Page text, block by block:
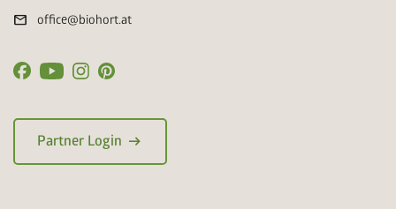
mail office@biohort.at
Partner Login arrow_right_alt